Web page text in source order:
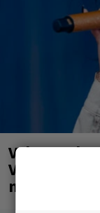
Valtava Yle
Veikkaus
myös